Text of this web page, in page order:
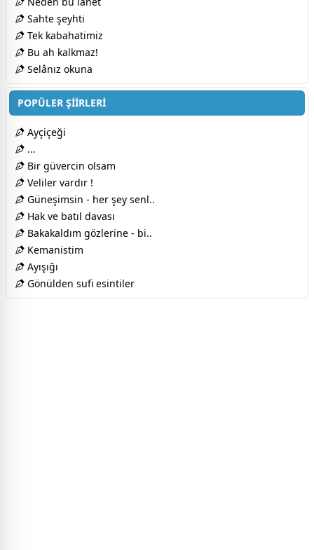
Sahte şeyhti
Tek kabahatimiz
Bu ah kalkmaz!
Selânız okuna
POPÜLER ŞİİRLERİ
Ayçiçeği
...
Bir güvercin olsam
Veliler vardır !
Güneşimsin - her şey senl..
Hak ve batıl davası
Bakakaldım gözlerine - bi..
Kemanistim
Ayışığı
Gönülden sufi esintiler